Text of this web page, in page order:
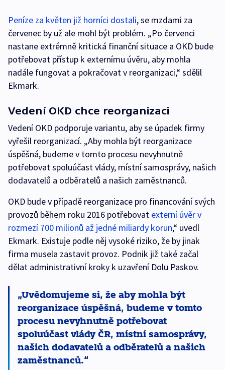
Peníze za květen již horníci dostali, se mzdami za
červenec by už ale mohl být problém. „Po červenci
nastane extrémně kritická finanční situace a OKD bude
potřebovat přístup k externímu úvěru, aby mohla
nadále fungovat a pokračovat v reorganizaci,“ sdělil
Ekmark.
Vedení OKD chce reorganizaci
Vedení OKD podporuje variantu, aby se úpadek firmy
vyřešil reorganizací. „Aby mohla být reorganizace
úspěšná, budeme v tomto procesu nevyhnutně
potřebovat spoluúčast vlády, místní samosprávy, našich
dodavatelů a odběratelů a našich zaměstnanců.
OKD bude v případě reorganizace pro financování svých
provozů během roku 2016 potřebovat externí úvěr v
rozmezí 700 milionů až jedné miliardy korun,“ uvedl
Ekmark. Existuje podle něj vysoké riziko, že by jinak
firma musela zastavit provoz. Podnik již také začal
dělat administrativní kroky k uzavření Dolu Paskov.
Uvědomujeme si, že aby mohla být
reorganizace úspěšná, budeme v tomto
procesu nevyhnutně potřebovat
spoluúčast vlády ČR, místní samosprávy,
našich dodavatelů a odběratelů a našich
zaměstnanců.